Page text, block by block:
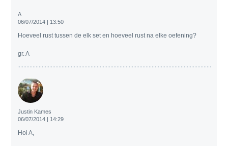
A
06/07/2014 | 13:50
Hoeveel rust tussen de elk set en hoeveel rust na elke oefening?
gr. A
Justin Kames
06/07/2014 | 14:29
Hoi A,